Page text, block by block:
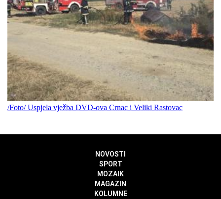
/Foto/ Uspjela vježba DVD-ova Crnac i Veliki Rastovac
NOVOSTI
SPORT
MOZAIK
MAGAZIN
KOLUMNE